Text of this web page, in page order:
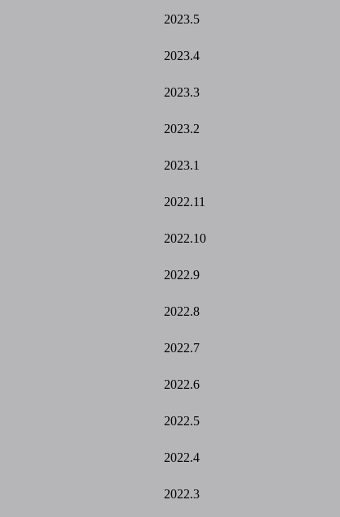
2023.5
2023.4
2023.3
2023.2
2023.1
2022.11
2022.10
2022.9
2022.8
2022.7
2022.6
2022.5
2022.4
2022.3